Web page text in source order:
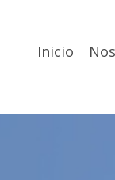
Inicio